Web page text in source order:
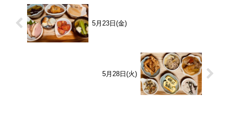
5月23日(金)
5月28日(火)